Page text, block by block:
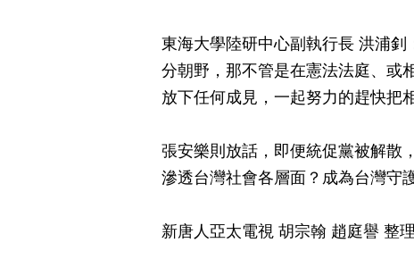
東海大學陸研中心副執行長 洪浦
分朝野，那不管是在憲法法庭、或
放下任何成見，一起努力的趕快把
張安樂則放話，即便統促黨被解散
滲透台灣社會各層面？成為台灣守
新唐人亞太電視 胡宗翰 趙庭譽 整